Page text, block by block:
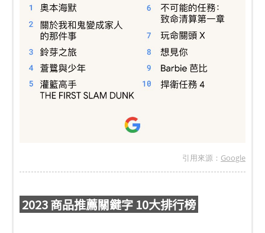
引用來源： Google
2023 商品推薦關鍵字 10大排行榜